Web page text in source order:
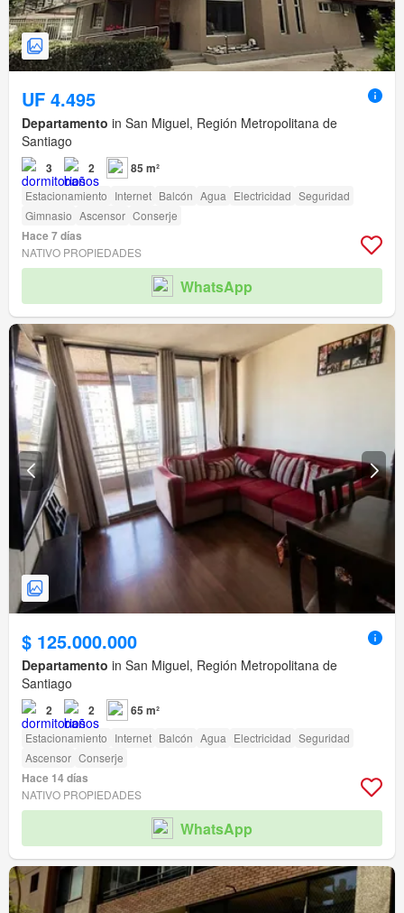
UF 4.495
Departamento in San Miguel, Región Metropolitana de
Santiago
3 2 85 m²
Estacionamiento Internet Balcón Agua Electricidad Seguridad
Gimnasio Ascensor Conserje
Hace 7 días
NATIVO PROPIEDADES
WhatsApp
$ 125.000.000
Departamento in San Miguel, Región Metropolitana de
Santiago
2 2 65 m²
Estacionamiento Internet Balcón Agua Electricidad Seguridad
Ascensor Conserje
Hace 14 días
NATIVO PROPIEDADES
WhatsApp